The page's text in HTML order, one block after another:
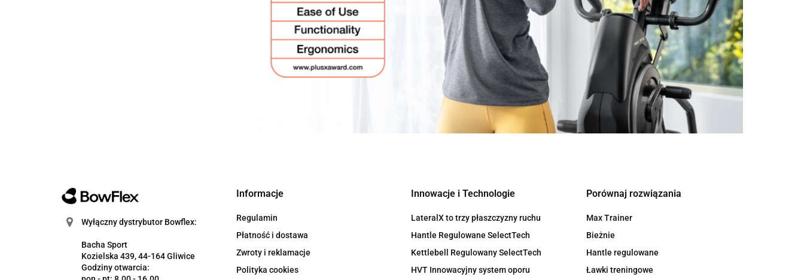
Wyłączny dystrybutor Bowflex:
Bacha Sport
Kozielska 439, 44-164 Gliwice
Godziny otwarcia:
Informacje
Regulamin
Płatność i dostawa
Zwroty i reklamacje
Polityka cookies
Innowacje i Technologie
LateralX to trzy płaszczyzny ruchu
Hantle Regulowane SelectTech
Kettlebell Regulowany SelectTech
HVT Innowacyjny system oporu
Porównaj rozwiązania
Max Trainer
Bieżnie
Hantle regulowane
Ławki treningowe